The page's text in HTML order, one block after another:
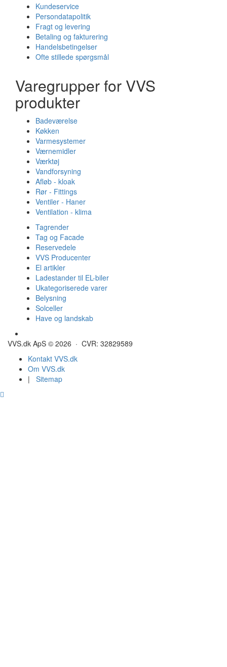
Kundeservice
Persondatapolitik
Fragt og levering
Betaling og fakturering
Handelsbetingelser
Ofte stillede spørgsmål
Varegrupper for VVS
produkter
Badeværelse
Køkken
Varmesystemer
Værnemidler
Værktøj
Vandforsyning
Afløb - kloak
Rør - Fittings
Ventiler - Haner
Ventilation - klima
Tagrender
Tag og Facade
Reservedele
VVS Producenter
El artikler
Ladestander til EL-biler
Ukategoriserede varer
Belysning
Solceller
Have og landskab
VVS.dk ApS © 2026 · CVR: 32829589
Kontakt VVS.dk
Om VVS.dk
| Sitemap